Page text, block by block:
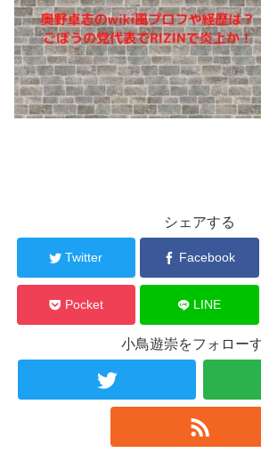
シェアする
Twitter Facebook
Pocket LINE
小鳥遊崇をフォロー